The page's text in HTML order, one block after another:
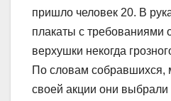
пришло человек 20. В
плакаты с требованиями
верхушки некогда
По словам собравшихся,
своей акции они выбрали